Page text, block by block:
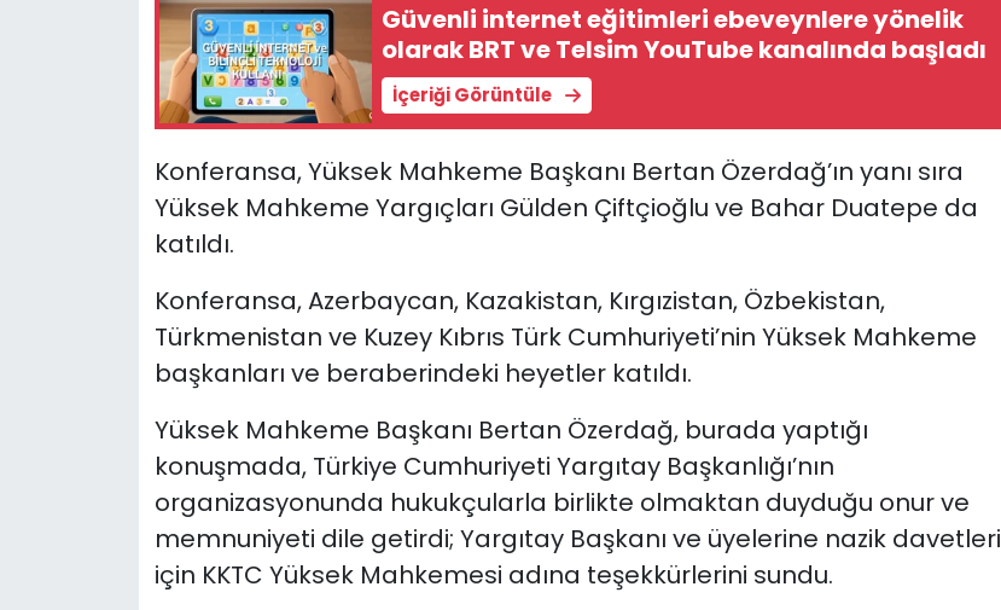
Güvenli internet eğitimleri ebeveynlere yönelik
olarak BRT ve Telsim YouTube kanalında başladı
İçeriği Görüntüle
Konferansa, Yüksek Mahkeme Başkanı Bertan Özerdağ’ın yanı sıra
Yüksek Mahkeme Yargıçları Gülden Çiftçioğlu ve Bahar Duatepe da
katıldı.
Konferansa, Azerbaycan, Kazakistan, Kırgızistan, Özbekistan,
Türkmenistan ve Kuzey Kıbrıs Türk Cumhuriyeti’nin Yüksek Mahkeme
başkanları ve beraberindeki heyetler katıldı.
Yüksek Mahkeme Başkanı Bertan Özerdağ, burada yaptığı
konuşmada, Türkiye Cumhuriyeti Yargıtay Başkanlığı’nın
organizasyonunda hukukçularla birlikte olmaktan duyduğu onur ve
memnuniyeti dile getirdi; Yargıtay Başkanı ve üyelerine nazik davetleri
için KKTC Yüksek Mahkemesi adına teşekkürlerini sundu.
Teknoloji
Video Galeri
Yazarlar